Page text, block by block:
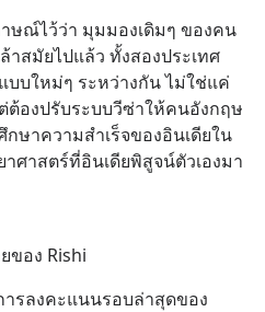
าษณ์ไว้ว่า มุมมองเดิมๆ ของคน
าสมัยไปแล้ว ทั้งสองประเทศ
บบใหม่ๆ ระหว่างกัน ไม่ใช่แค่
ต้องปรับระบบวีซ่าให้คนอังกฤษ
กษาความสำเร็จของอินเดียใน
ศาสตร์ที่อินเดียพิสูจน์ตัวเองมา
ของ Rishi
รลงคะแนนรอบล่าสุดของ